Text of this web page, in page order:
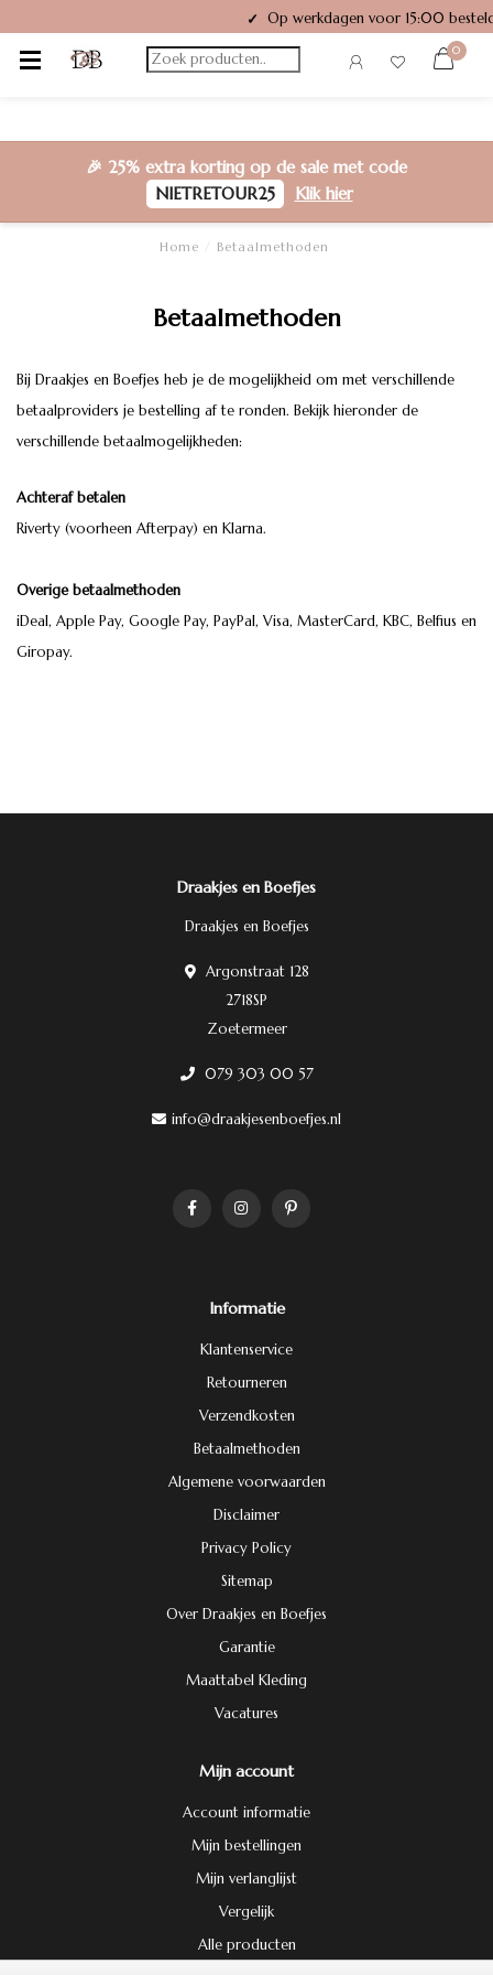
✓ Op werkdagen voor 15:00
0
🎉 25% extra korting op de sale met code
NIETRETOUR25
Klik hier
Home Betaalmethoden
Betaalmethoden
Bij Draakjes en Boefjes heb je de mogelijkheid om met verschillende
betaalproviders je bestelling af te ronden. Bekijk hieronder de
verschillende betaalmogelijkheden:
Achteraf betalen
Riverty (voorheen Afterpay) en Klarna.
Overige betaalmethoden
iDeal, Apple Pay, Google Pay, PayPal, Visa, MasterCard, KBC, Belfius en
Giropay.
Draakjes en Boefjes
Draakjes en Boefjes
Argonstraat 128
2718SP
Zoetermeer
079 303 00 57
info@draakjesenboefjes.nl
Informatie
Klantenservice
Retourneren
Verzendkosten
Betaalmethoden
Algemene voorwaarden
Disclaimer
Privacy Policy
Sitemap
Over Draakjes en Boefjes
Garantie
Maattabel Kleding
Vacatures
Mijn account
Account informatie
Mijn bestellingen
Mijn verlanglijst
Vergelijk
Alle producten